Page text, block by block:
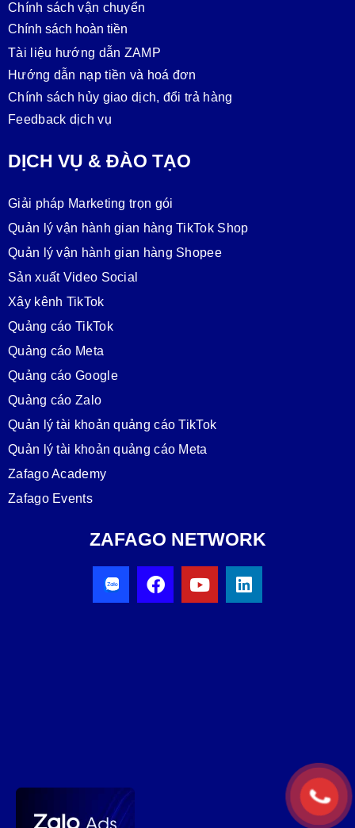
Chính sách vận chuyển
Chính sách hoàn tiền
Tài liệu hướng dẫn ZAMP
Hướng dẫn nạp tiền và hoá đơn
Chính sách hủy giao dịch, đổi trả hàng
Feedback dịch vụ
DỊCH VỤ & ĐÀO TẠO
Giải pháp Marketing trọn gói
Quản lý vận hành gian hàng TikTok Shop
Quản lý vận hành gian hàng Shopee
Sản xuất Video Social
Xây kênh TikTok
Quảng cáo TikTok
Quảng cáo Meta
Quảng cáo Google
Quảng cáo Zalo
Quản lý tài khoản quảng cáo TikTok
Quản lý tài khoản quảng cáo Meta
Zafago Academy
Zafago Events
ZAFAGO NETWORK